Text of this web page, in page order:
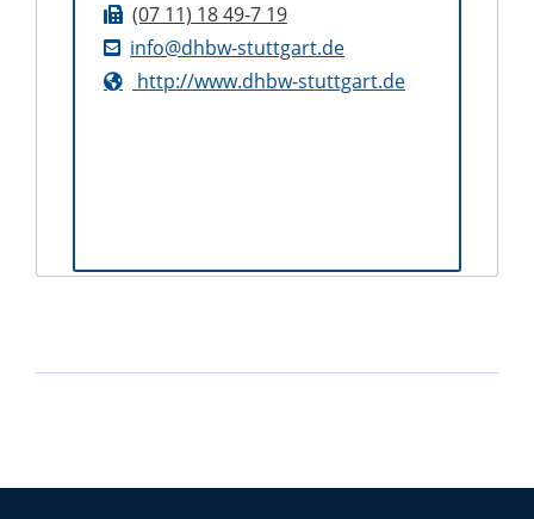
(07 11) 1849-7 19
info@dhbw-stuttgart.de
http://www.dhbw-stuttgart.de